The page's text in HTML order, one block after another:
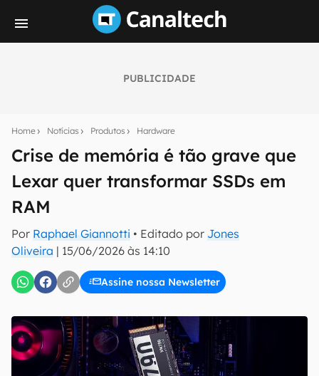
PUBLICIDADE
Home Notícias Produtos Hardware
Crise de memória é tão grave que
Lexar quer transformar SSDs em
RAM
Por Raphael Giannotti • Editado por Jones
Oliveira | 15/06/2026 às 14:10
Assine nossa Newsletter
notícias e reviews sobre tecnologia em primeira
E-mail
inscreva-se
Confirmo que li, aceito e concordo com os Termos de
Uso e Política de Privacidade do Canaltech.